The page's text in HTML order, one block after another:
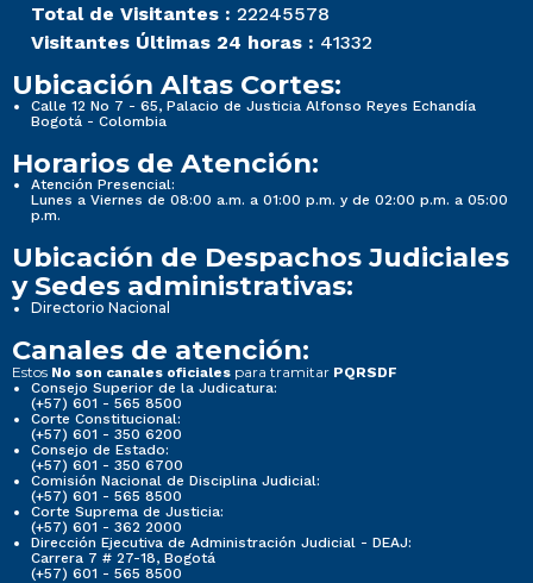
Total de Visitantes : 22245578
Visitantes Últimas 24 horas : 41332
Ubicación Altas Cortes:
Calle 12 No 7 - 65, Palacio de Justicia Alfonso Reyes Echandía
Bogotá - Colombia
Horarios de Atención:
Atención Presencial:
Lunes a Viernes de 08:00 a.m. a 01:00 p.m. y de 02:00 p.m. a 05:00
p.m.
Ubicación de Despachos Judiciales
y Sedes administrativas:
Directorio Nacional
Canales de atención:
Estos No son canales oficiales para tramitar PQRSDF
Consejo Superior de la Judicatura:
(+57) 601 - 565 8500
Corte Constitucional:
(+57) 601 - 350 6200
Consejo de Estado:
(+57) 601 - 350 6700
Comisión Nacional de Disciplina Judicial:
(+57) 601 - 565 8500
Corte Suprema de Justicia:
(+57) 601 - 362 2000
Dirección Ejecutiva de Administración Judicial - DEAJ:
Carrera 7 # 27-18, Bogotá
(+57) 601 - 565 8500